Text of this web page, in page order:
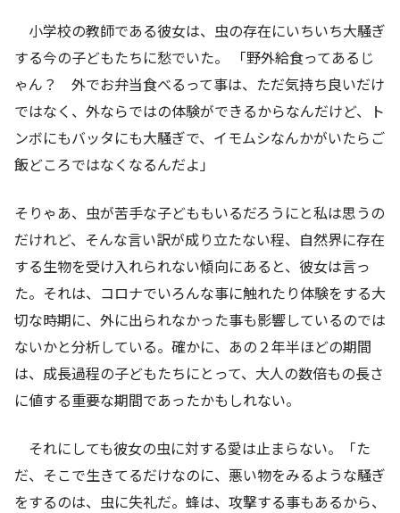
小学校の教師である彼女は、虫の存在にいちいち大騒ぎ
する今の子どもたちに愁でいた。 「野外給食ってあるじ
ゃん？ 外でお弁当食べるって事は、ただ気持ち良いだけ
ではなく、外ならではの体験ができるからなんだけど、ト
ンボにもバッタにも大騒ぎで、イモムシなんかがいたらご
飯どころではなくなるんだよ」
そりゃあ、虫が苦手な子どももいるだろうにと私は思うの
だけれど、そんな言い訳が成り立たない程、自然界に存在
する生物を受け入れられない傾向にあると、彼女は言っ
た。それは、コロナでいろんな事に触れたり体験をする大
切な時期に、外に出られなかった事も影響しているのでは
ないかと分析している。確かに、あの２年半ほどの期間
は、成長過程の子どもたちにとって、大人の数倍もの長さ
に値する重要な期間であったかもしれない。
それにしても彼女の虫に対する愛は止まらない。「た
だ、そこで生きてるだけなのに、悪い物をみるような騒ぎ
をするのは、虫に失礼だ。蜂は、攻撃する事もあるから、